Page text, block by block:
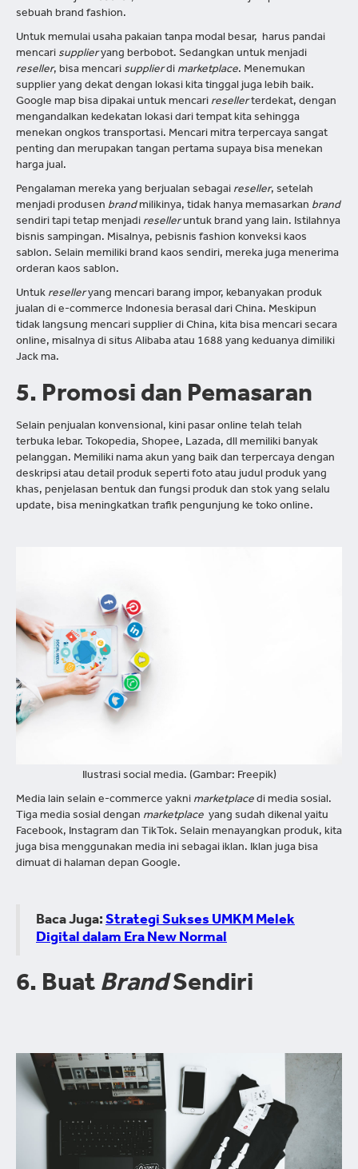
sebuah brand fashion.
Untuk memulai usaha pakaian tanpa modal besar, harus pandai
mencari supplieryang berbobot. Sedangkan untuk menjadi
reseller, bisa mencari supplierdi marketplace. Menemukan
supplier yang dekat dengan lokasi kita tinggal juga lebih baik.
Google map bisa dipakai untuk mencari resellerterdekat, dengan
mengandalkan kedekatan lokasi dari tempat kita sehingga
menekan ongkos transportasi. Mencari mitra terpercaya sangat
penting dan merupakan tangan pertama supaya bisa menekan
harga jual.
Pengalaman mereka yang berjualan sebagai reseller, setelah
menjadi produsen brandmilikinya, tidak hanya memasarkan brand
sendiri tapi tetap menjadi reselleruntuk brand yang lain. Istilahnya
bisnis sampingan. Misalnya, pebisnis fashion konveksi kaos
sablon. Selain memiliki brand kaos sendiri, mereka juga menerima
orderan kaos sablon.
Untuk reselleryang mencari barang impor, kebanyakan produk
jualan di e-commerce Indonesia berasal dari China. Meskipun
tidak langsung mencari supplier di China, kita bisa mencari secara
online, misalnya di situs Alibaba atau 1688 yang keduanya dimiliki
Jack ma.
5. Promosi dan Pemasaran
Selain penjualan konvensional, kini pasar online telah telah
terbuka lebar. Tokopedia, Shopee, Lazada, dll memiliki banyak
pelanggan. Memiliki nama akun yang baik dan terpercaya dengan
deskripsi atau detail produk seperti foto atau judul produk yang
khas, penjelasan bentuk dan fungsi produk dan stok yang selalu
update, bisa meningkatkan trafik pengunjung ke toko online.
Ilustrasi social media. (Gambar: Freepik)
Media lain selain e-commerce yakni marketplace di media sosial.
Tiga media sosial dengan marketplace yang sudah dikenal yaitu
Facebook, Instagram dan TikTok. Selain menayangkan produk, kita
juga bisa menggunakan media ini sebagai iklan. Iklan juga bisa
dimuat di halaman depan Google.
Baca Juga: Strategi Sukses UMKM Melek
Digital dalam Era New Normal
6. Buat BrandSendiri